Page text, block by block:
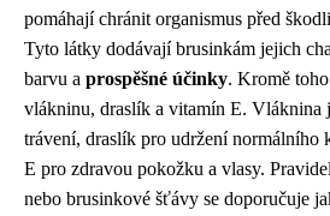
pomáhají chránit organismus před
Tyto látky dodávají brusinkám jejich
barvu a prospěšné účinky. Kromě
vlákninu, draslík a vitamín E. Vláknina
trávení, draslík pro udržení normálního
E pro zdravou pokožku a vlasy.
nebo brusinkové šťávy se doporučuje